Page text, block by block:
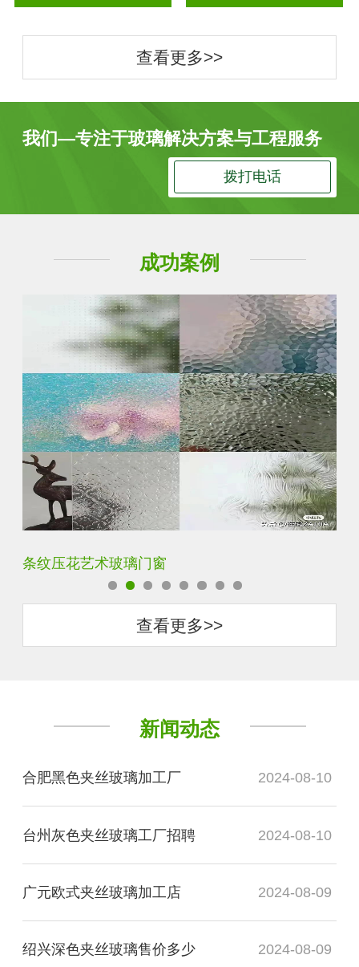
查看更多>>
我们—专注于玻璃解决方案与工程服务
拨打电话
成功案例
钢化超白长虹小灯芯压花钢化玻璃
查看更多>>
新闻动态
合肥黑色夹丝玻璃加工厂 2024-08-10
台州灰色夹丝玻璃工厂招聘 2024-08-10
广元欧式夹丝玻璃加工店 2024-08-09
绍兴深色夹丝玻璃售价多少 2024-08-09